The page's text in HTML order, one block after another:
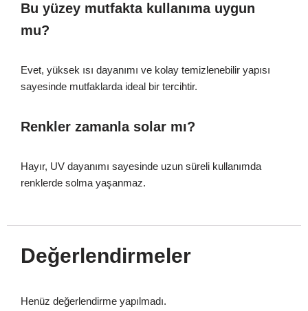
Bu yüzey mutfakta kullanıma uygun
mu?
Evet, yüksek ısı dayanımı ve kolay temizlenebilir yapısı
sayesinde mutfaklarda ideal bir tercihtir.
Renkler zamanla solar mı?
Hayır, UV dayanımı sayesinde uzun süreli kullanımda
renklerde solma yaşanmaz.
Değerlendirmeler
Henüz değerlendirme yapılmadı.